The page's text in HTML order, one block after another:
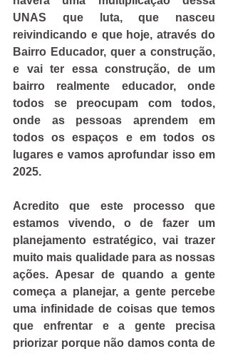
UNAS que luta, que nasceu
reivindicando e que hoje, através do
Bairro Educador, quer a construção,
e vai ter essa construção, de um
bairro realmente educador, onde
todos se preocupam com todos,
onde as pessoas aprendem em
todos os espaços e em todos os
lugares e vamos aprofundar isso em
2025.
Acredito que este processo que
estamos vivendo, o de fazer um
planejamento estratégico, vai trazer
muito mais qualidade para as nossas
ações. Apesar de quando a gente
começa a planejar, a gente percebe
uma infinidade de coisas que temos
que enfrentar e a gente precisa
priorizar porque não damos conta de